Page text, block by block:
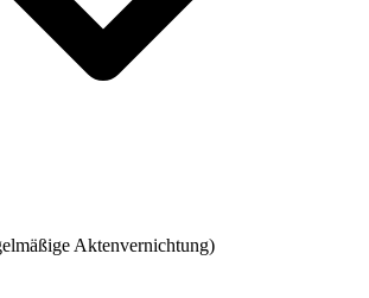
Aktenvernichtung)